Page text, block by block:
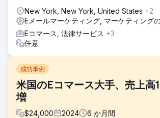
New York, New York, United States +2
Eメールマーケティング, マーケティング
Eコマース, 法律サービス +3
任意
成功事例
米国のEコマース大手、売上高
増
$24,000 2024 6 か月間